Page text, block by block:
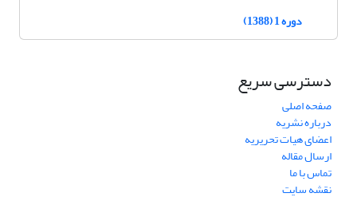
دوره 1 (1388)
دسترسی سریع
صفحه اصلی
درباره نشریه
اعضای هیات تحریریه
ارسال مقاله
تماس با ما
نقشه سایت